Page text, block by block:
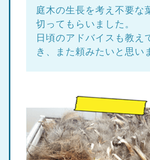
庭木の生長を考え不要な
切ってもらいました。
日頃のアドバイスも教え
き、また頼みたいと思い